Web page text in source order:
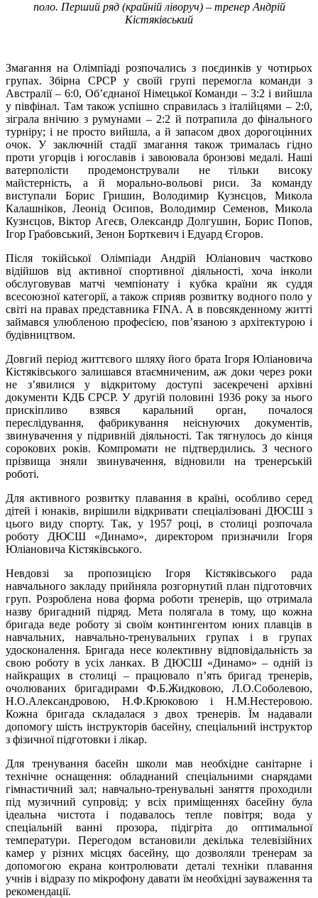
поло. Перший ряд (крайній ліворуч) – тренер Андрій
Кістяківський
Змагання на Олімпіаді розпочались з поєдинків у чотирьох
групах. Збірна СРСР у своїй групі перемогла команди з
Австралії – 6:0, Об’єднаної Німецької Команди – 3:2 і вийшла
у півфінал. Там також успішно справилась з італійцями – 2:0,
зіграла внічию з румунами – 2:2 й потрапила до фінального
турніру; і не просто вийшла, а й запасом двох дорогоцінних
очок. У заключній стадії змагання також трималась гідно
проти угорців і югославів і завоювала бронзові медалі. Наші
ватерполісти продемонстрували не тільки високу
майстерність, а й морально-вольові риси. За команду
виступали Борис Гришин, Володимир Кузнєцов, Микола
Калашніков, Леонід Осипов, Володимир Семенов, Микола
Кузнєцов, Віктор Агеєв, Олександр Долгушин, Борис Попов,
Ігор Грабовський, Зенон Борткевич і Едуард Єгоров.
Після токійської Олімпіади Андрій Юліанович частково
відійшов від активної спортивної діяльності, хоча інколи
обслуговував матчі чемпіонату і кубка країни як суддя
всесоюзної категорії, а також сприяв розвитку водного поло у
світі на правах представника FINA. А в повсякденному житті
займався улюбленою професією, пов’язаною з архітектурою і
будівництвом.
Довгий період життєвого шляху його брата Ігоря Юліановича
Кістяківського залишався втаємниченим, аж доки через роки
не з’явилися у відкритому доступі засекречені архівні
документи КДБ СРСР. У другій половині 1936 року за нього
прискіпливо взявся каральний орган, почалося
переслідування, фабрикування неіснуючих документів,
звинувачення у підривній діяльності. Так тягнулось до кінця
сорокових років. Компромати не підтвердились. З чесного
прізвища зняли звинувачення, відновили на тренерській
роботі.
Для активного розвитку плавання в країні, особливо серед
дітей і юнаків, вирішили відкривати спеціалізовані ДЮСШ з
цього виду спорту. Так, у 1957 році, в столиці розпочала
роботу ДЮСШ «Динамо», директором призначили Ігоря
Юліановича Кістяківського.
Невдовзі за пропозицією Ігоря Кістяківського рада
навчального закладу прийняла розгорнутий план підготовчих
груп. Розроблена нова форма роботи тренерів, що отримала
назву бригадний підряд. Мета полягала в тому, що кожна
бригада веде роботу зі своїм контингентом юних плавців в
навчальних, навчально-тренувальних групах і в групах
удосконалення. Бригада несе колективну відповідальність за
свою роботу в усіх ланках. В ДЮСШ «Динамо» – одній із
найкращих в столиці – працювало п’ять бригад тренерів,
очолюваних бригадирами Ф.Б.Жидковою, Л.О.Соболевою,
Н.О.Александровою, Н.Ф.Крюковою і Н.М.Нестеровою.
Кожна бригада складалася з двох тренерів. Їм надавали
допомогу шість інструкторів басейну, спеціальний інструктор
з фізичної підготовки і лікар.
Для тренування басейн школи мав необхідне санітарне і
технічне оснащення: обладнаний спеціальними снарядами
гімнастичний зал; навчально-тренувальні заняття проходили
під музичний супровід; у всіх приміщеннях басейну була
ідеальна чистота і подавалось тепле повітря; вода у
спеціальній ванні прозора, підігріта до оптимальної
температури. Перегодом встановили декілька телевізійних
камер у різних місцях басейну, що дозволяли тренерам за
допомогою екрана контролювати деталі техніки плавання
учнів і відразу по мікрофону давати їм необхідні зауваження та
рекомендації.